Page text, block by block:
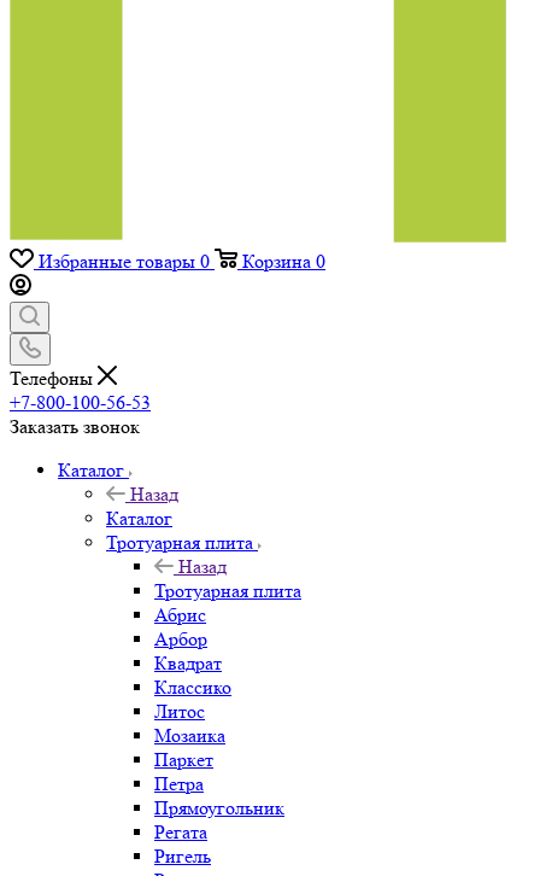
Избранные товары 0 Корзина 0
Телефоны
+7-800-100-56-53
Заказать звонок
Каталог
Назад
Каталог
Тротуарная плита
Назад
Тротуарная плита
Абрис
Арбор
Квадрат
Классико
Литос
Мозаика
Паркет
Петра
Прямоугольник
Регата
Ригель